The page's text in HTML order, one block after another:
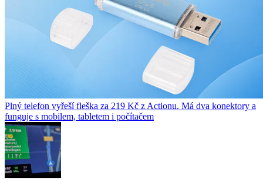
Plný telefon vyřeší fleška za 219 Kč z Actionu. Má dva konektory a
funguje s mobilem, tabletem i počítačem